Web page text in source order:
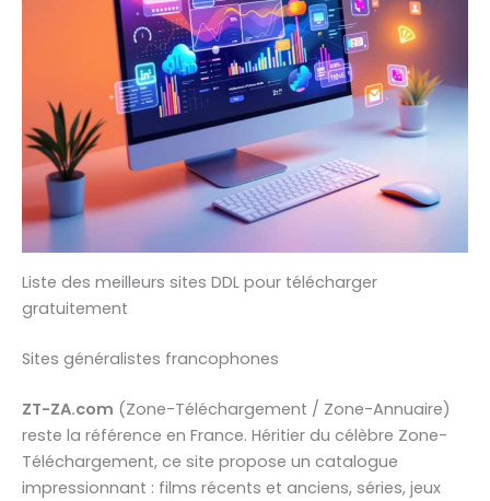
Liste des meilleurs sites DDL pour télécharger
gratuitement
Sites généralistes francophones
ZT-ZA.com (Zone-Téléchargement / Zone-Annuaire)
reste la référence en France. Héritier du célèbre Zone-
Téléchargement, ce site propose un catalogue
impressionnant : films récents et anciens, séries, jeux